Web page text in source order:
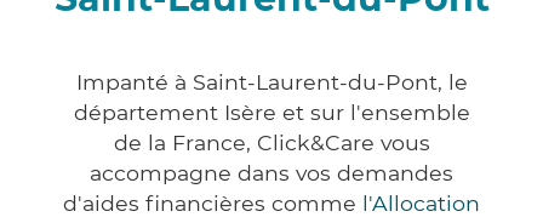
Impanté à Saint-Laurent-du-Pont, le
département Isère et sur l'ensemble
de la France, Click&Care vous
accompagne dans vos demandes
d'aides financières comme l'Allocation